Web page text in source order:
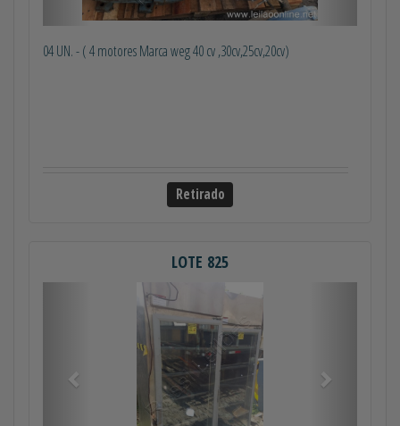
04 UN. - ( 4 motores Marca weg 40 cv ,30cv,25cv,20cv)
Retirado
LOTE 825